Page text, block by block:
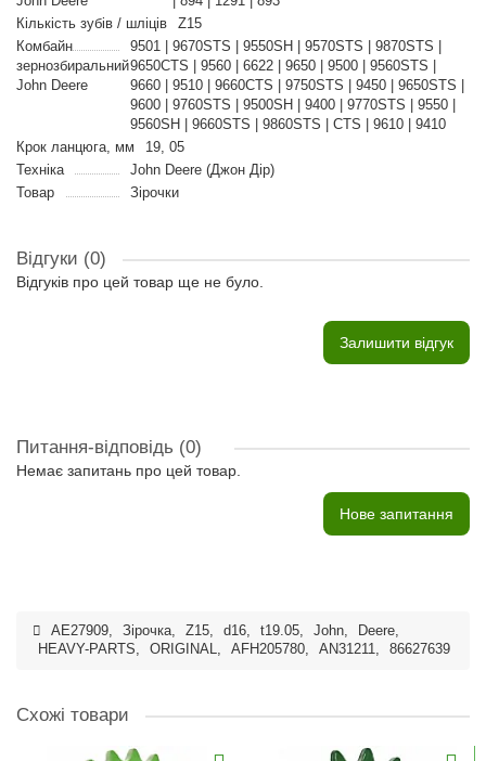
Кількість зубів / шліців
Z15
Комбайн
зернозбиральний
John Deere
9501 | 9670STS | 9550SH | 9570STS | 9870STS |
9650CTS | 9560 | 6622 | 9650 | 9500 | 9560STS |
9660 | 9510 | 9660CTS | 9750STS | 9450 | 9650STS |
9600 | 9760STS | 9500SH | 9400 | 9770STS | 9550 |
9560SH | 9660STS | 9860STS | CTS | 9610 | 9410
Крок ланцюга, мм
19, 05
Техніка
John Deere (Джон Дір)
Товар
Зірочки
Відгуки (0)
Відгуків про цей товар ще не було.
Залишити відгук
Питання-відповідь (0)
Немає запитань про цей товар.
Нове запитання
AE27909, Зірочка, Z15, d16, t19.05, John, Deere,
HEAVY-PARTS, ORIGINAL, AFH205780, AN31211, 86627639
Схожі товари